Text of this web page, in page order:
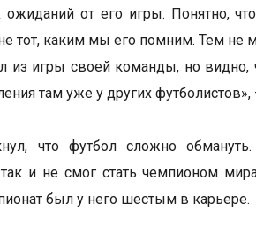
от его игры. Понятно,
тот, каким мы его помним. Тем не
из игры своей команды, но видно,
там уже у других футболистов»,
что футбол сложно
так и не смог стать чемпионом
был у него шестым в карьере.